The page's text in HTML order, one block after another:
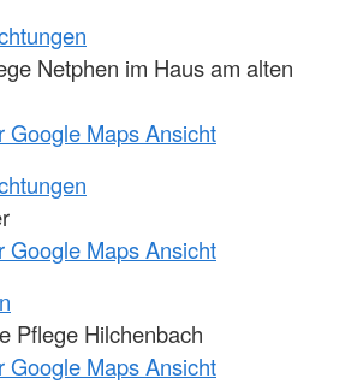
Netphen im Haus am alten
Google Maps Ansicht
Google Maps Ansicht
Pflege Hilchenbach
Google Maps Ansicht